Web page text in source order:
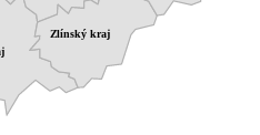
Zlínský kraj